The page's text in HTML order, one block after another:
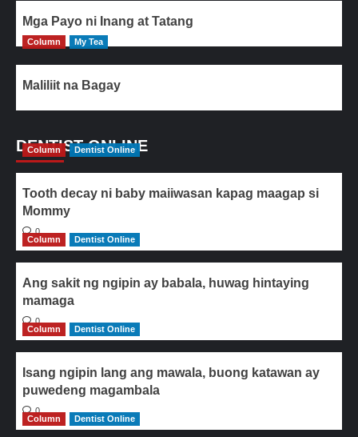
Mga Payo ni Inang at Tatang
Column My Tea
Maliliit na Bagay
DENTIST ONLINE
Column Dentist Online
Tooth decay ni baby maiiwasan kapag maagap si
Mommy
0
Column
Dentist Online
Ang sakit ng ngipin ay babala, huwag hintaying
mamaga
0
Column
Dentist Online
Isang ngipin lang ang mawala, buong katawan ay
puwedeng magambala
0
Column
Dentist Online